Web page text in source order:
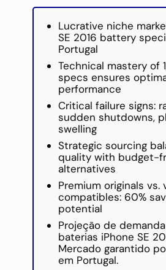
Lucrative niche
SE 2016 battery
Portugal
Technical mastery of
specs ensures
performance
Critical failure signs:
sudden shutdowns,
swelling
Strategic sourcing
quality with budget-
alternatives
Premium originals vs.
compatibles: 60%
potential
Projeção de
baterias iPhone SE
Mercado garantido
em Portugal.